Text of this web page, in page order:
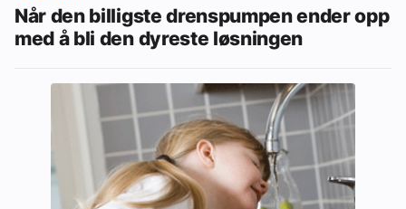
Når den billigste drenspumpen ender opp
med å bli den dyreste løsningen